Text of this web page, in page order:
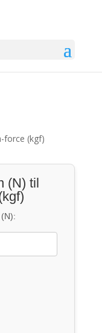
force (kgf)
(N) til